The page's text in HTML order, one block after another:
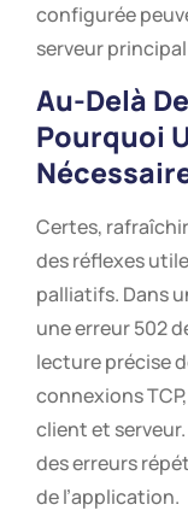
configurée
serveur
Au-Delà
Pourquoi
Certes,
des réflexes
palliatifs. Dans
une erreur 502
lecture précise
connexions
client et
des erreurs
de l’application.